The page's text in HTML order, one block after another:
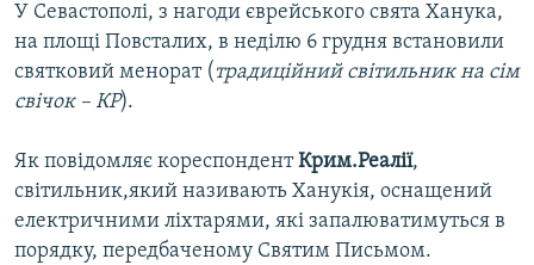
Усі сайти RFE/RL
У Севастополі, з нагоди єврейського свята Ханука,
на площі Повсталих, в неділю 6 грудня встановили
святковий менорат ( традиційний світильник на сім
свічок – КР).
Як повідомляє кореспондентКрим.Реалії,
світильник,який називають Ханукія, оснащений
електричними ліхтарями, які запалюватимуться в
порядку, передбаченому Святим Письмом.